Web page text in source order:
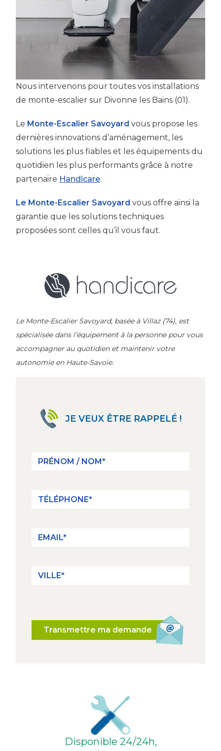
Nous intervenons pour toutes vos installations
de monte-escalier sur Divonne les Bains (01).
Le Monte-Escalier Savoyard vous propose les
dernières innovations d’aménagement, les
solutions les plus fiables et les équipements du
quotidien les plus performants grâce à notre
partenaire Handicare.
Le Monte-Escalier Savoyard vous offre ainsi la
garantie que les solutions techniques
proposées sont celles qu’il vous faut.
Le Monte-Escalier Savoyard, basée à Villaz (74), est
spécialisée dans l’équipement à la personne pour vous
accompagner au quotidien et maintenir votre
autonomie en Haute-Savoie.
JE VEUX ÊTRE RAPPELÉ !
Transmettre ma demande
Disponible 24/24h,